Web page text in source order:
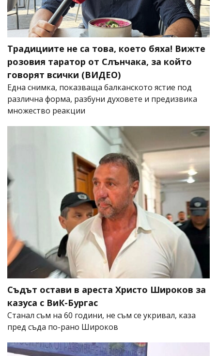
Традициите не са това, което бяха! Вижте
розовия таратор от Слънчака, за който
говорят всички (ВИДЕО)
Една снимка, показваща балканското ястие под
различна форма, разбуни духовете и предизвика
множество реакции
Съдът остави в ареста Христо Широков за
казуса с ВиК-Бургас
Станал съм на 60 години, не съм се укривал, каза
пред съда по-рано Широков